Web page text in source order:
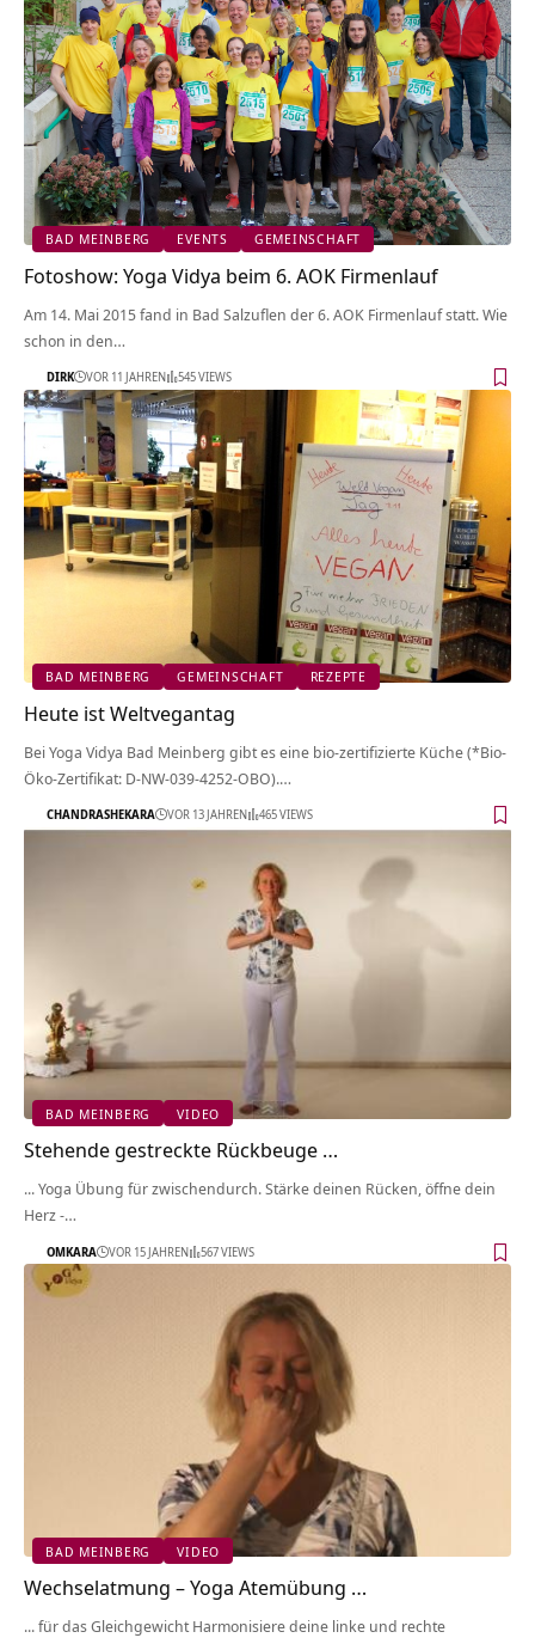
BAD MEINBERG EVENTS GEMEINSCHAFT
Fotoshow: Yoga Vidya beim 6. AOK Firmenlauf
Am 14. Mai 2015 fand in Bad Salzuflen der 6. AOK Firmenlauf statt. Wie
schon in den…
DIRK VOR 11 JAHREN 545 VIEWS
BAD MEINBERG GEMEINSCHAFT REZEPTE
Heute ist Weltvegantag
Bei Yoga Vidya Bad Meinberg gibt es eine bio-zertifizierte Küche (*Bio-
Öko-Zertifikat: D-NW-039-4252-OBO).…
CHANDRASHEKARA VOR 13 JAHREN 465 VIEWS
BAD MEINBERG VIDEO
Stehende gestreckte Rückbeuge …
... Yoga Übung für zwischendurch. Stärke deinen Rücken, öffne dein
Herz -…
OMKARA VOR 15 JAHREN 567 VIEWS
BAD MEINBERG VIDEO
Wechselatmung – Yoga Atemübung …
... für das Gleichgewicht Harmonisiere deine linke und rechte